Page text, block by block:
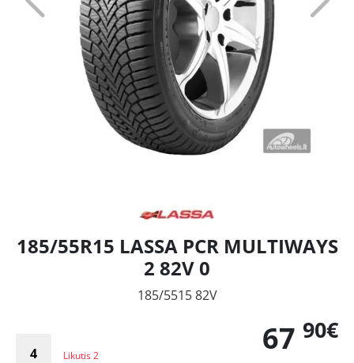
185/55R15 LASSA PCR MULTIWAYS
2 82V 0
185/5515 82V
Likutis 2 67 90€